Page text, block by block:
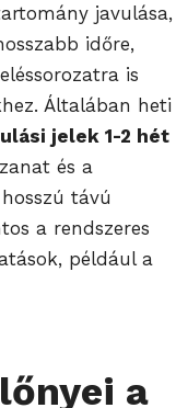
javulása,
időre,
is
Általában heti
jelek 1-2 hét
és a
távú
a rendszeres
például a
a